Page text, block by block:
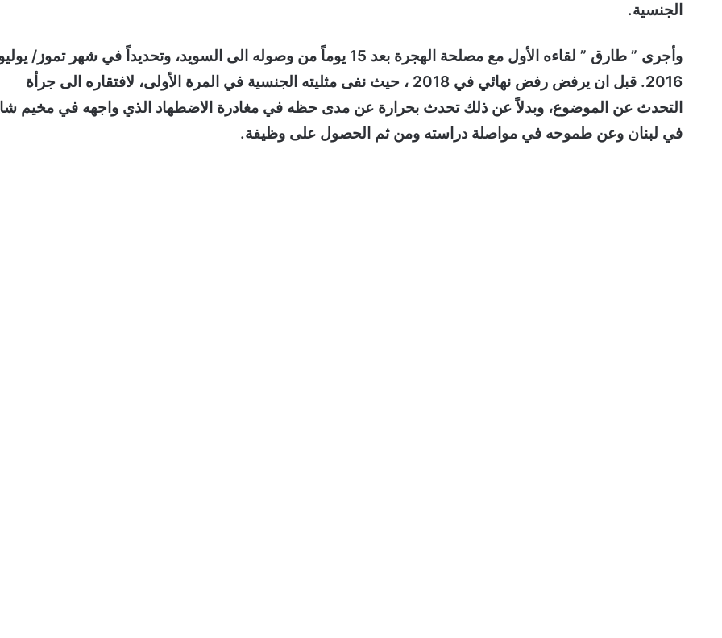
الجنسية.
وأجرى ” طارق ” لقاءه الأول مع مصلحة الهجرة بعد 15 يوماً من وصوله الى السويد، وتحديداً في شهر تموز/
2016. قبل ان يرفض رفض نهائي في 2018 ، حيث نفى مثليته الجنسية في المرة الأولى، لافتقاره الى جرأة
التحدث عن الموضوع، وبدلاً عن ذلك تحدث بحرارة عن مدى حظه في مغادرة الاضطهاد الذي واجهه في مخيم
في لبنان وعن طموحه في مواصلة دراسته ومن ثم الحصول على وظيفة.